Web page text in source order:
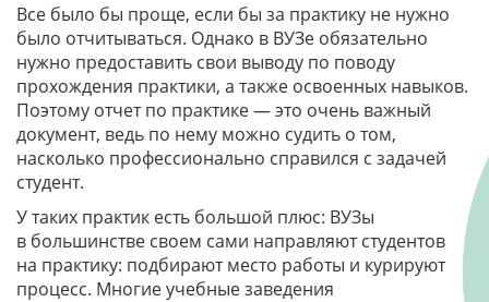
Все было бы проще, если бы за практику не нужно
было отчитываться. Однако в ВУЗе обязательно
нужно предоставить свои выводу по поводу
прохождения практики, а также освоенных навыков.
Поэтому отчет по практике — это очень важный
документ, ведь по нему можно судить о том,
насколько профессионально справился с задачей
студент.
У таких практик есть большой плюс: ВУЗы
в большинстве своем сами направляют студентов
на практику: подбирают место работы и курируют
процесс. Многие учебные заведения